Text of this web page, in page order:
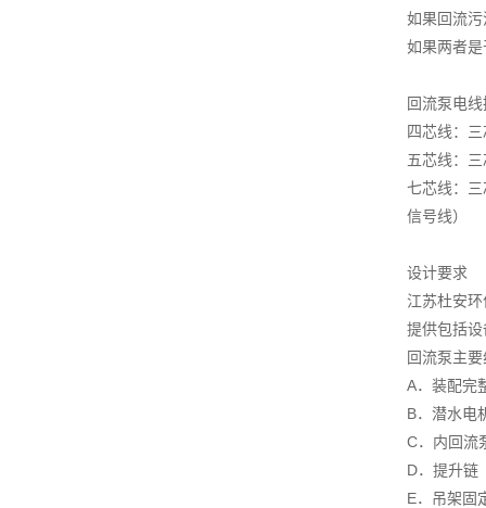
如果回流
如果两者
回流泵电
四芯线：
五芯线：
七芯线：
信号线）
设计要求
江苏杜安
提供包括
回流泵主
A．装配完
B．潜水电
C．内回流
D．提升链
E．吊架固